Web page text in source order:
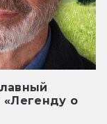
«Легенду о